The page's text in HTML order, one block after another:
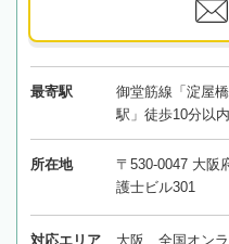
最寄駅
御堂筋線「淀屋
駅」徒歩10分以
所在地
〒530-0047 大阪
護士ビル301
対応エリア 大阪、全国オン